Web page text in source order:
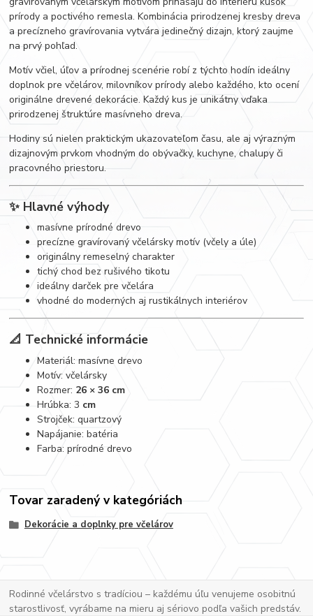
prírody a poctivého remesla. Kombinácia prirodzenej kresby dreva
a precízneho gravírovania vytvára jedinečný dizajn, ktorý zaujme
na prvý pohľad.
Motív včiel, úľov a prírodnej scenérie robí z týchto hodín ideálny
doplnok pre včelárov, milovníkov prírody alebo každého, kto ocení
originálne drevené dekorácie. Každý kus je unikátny vďaka
prirodzenej štruktúre masívneho dreva.
Hodiny sú nielen praktickým ukazovateľom času, ale aj výrazným
dizajnovým prvkom vhodným do obývačky, kuchyne, chalupy či
pracovného priestoru.
✨ Hlavné výhody
masívne prírodné drevo
precízne gravírovaný včelársky motív (včely a úle)
originálny remeselný charakter
tichý chod bez rušivého tikotu
ideálny darček pre včelára
vhodné do moderných aj rustikálnych interiérov
📐 Technické informácie
Materiál: masívne drevo
Motív: včelársky
Rozmer: 26 × 36 cm
Hrúbka: 3 cm
Strojček: quartzový
Napájanie: batéria
Farba: prírodné drevo
Tovar zaradený v kategóriách
Dekorácie a doplnky pre včelárov
Rodinné včelárstvo s tradíciou – každému úľu venujeme osobitnú
starostlivosť, vyrábame na mieru aj sériovo podľa vašich predstáv.